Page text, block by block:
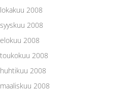
lokakuu 2008
syyskuu 2008
elokuu 2008
toukokuu 2008
huhtikuu 2008
maaliskuu 2008